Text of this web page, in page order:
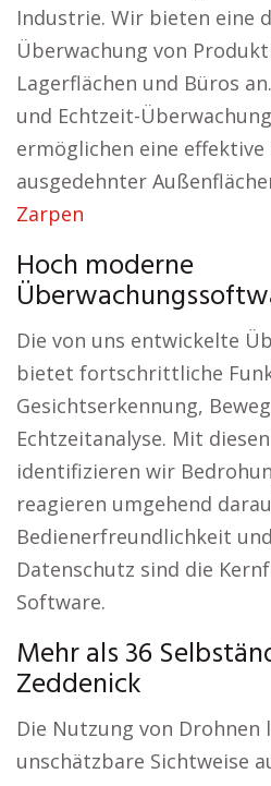
Industrie. Wir bieten eine
Überwachung von
Lagerflächen und Büros
und Echtzeit-
ermöglichen eine effektive
ausgedehnter
Zarpen
Hoch moderne
Die von uns entwickelte
bietet fortschrittliche
Gesichtserkennung,
Echtzeitanalyse. Mit
identifizieren wir
reagieren umgehend
Bedienerfreundlichkeit
Datenschutz sind die
Software.
Mehr als 36
Zeddenick
Die Nutzung von Drohnen
unschätzbare Sichtweise